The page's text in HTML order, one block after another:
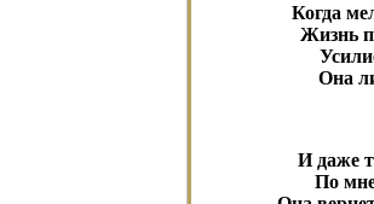
Когда
Жизнь
Она
И даже
По